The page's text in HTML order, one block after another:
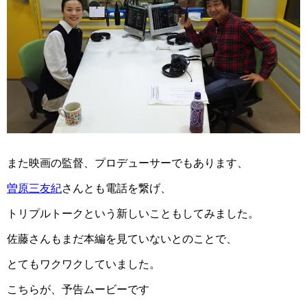
また映画の監督、プロデューサーでもあります、
曽原三友紀さんとも電話を繋げ、
トリプルトークという新しいこともしてみました。
佐藤さんもまだ本編を見ていないとのことで、
とてもワクワクしていました。
こちらが、予告ムービーです